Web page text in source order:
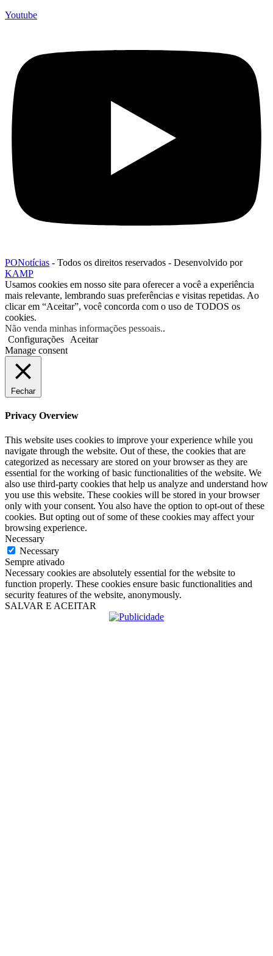
Youtube
PONotícias - Todos os direitos reservados - Desenvolvido por
KAMP
Usamos cookies em nosso site para oferecer a você a experiência
mais relevante, lembrando suas preferências e visitas repetidas. Ao
clicar em “Aceitar”, você concorda com o uso de TODOS os
cookies.
Não venda minhas informações pessoais..
Configurações
Aceitar
Manage consent
Fechar
Privacy Overview
This website uses cookies to improve your experience while you
navigate through the website. Out of these, the cookies that are
categorized as necessary are stored on your browser as they are
essential for the working of basic functionalities of the website. We
also use third-party cookies that help us analyze and understand how
you use this website. These cookies will be stored in your browser
only with your consent. You also have the option to opt-out of these
cookies. But opting out of some of these cookies may affect your
browsing experience.
Necessary
Necessary
Sempre ativado
Necessary cookies are absolutely essential for the website to
function properly. These cookies ensure basic functionalities and
security features of the website, anonymously.
SALVAR E ACEITAR